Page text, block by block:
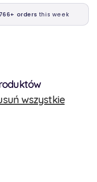
orders this week
wszystkie